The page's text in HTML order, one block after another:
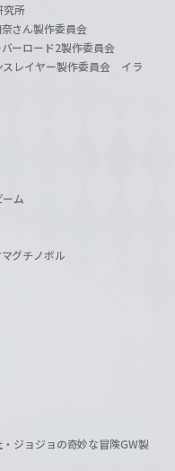
所
さん製作委員会
ーロード2製作委員会
スレイヤー製作委員会 イラ
ム
グチノボル
ジョジョの奇妙な冒険GW製